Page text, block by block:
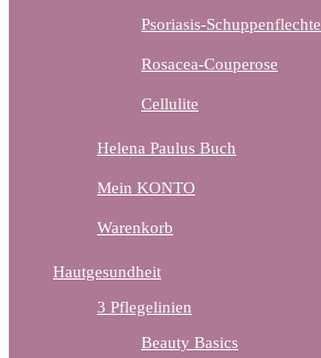
Psoriasis-Schuppenflechte
Rosacea-Couperose
Cellulite
Helena Paulus Buch
Mein KONTO
Warenkorb
Hautgesundheit
3 Pflegelinien
Beauty Basics